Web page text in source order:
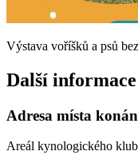
Výstava voříšků a psů
Další informace
Adresa místa
Areál kynologického